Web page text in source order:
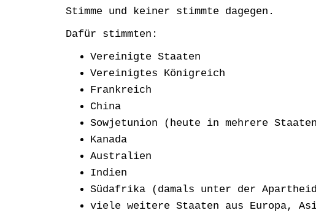
Stimme und keiner stimmte dagegen.
Dafür stimmten:
Vereinigte Staaten
Vereinigtes Königreich
Frankreich
China
Sowjetunion (heute in mehrere
Kanada
Australien
Indien
Südafrika (damals unter der
viele weitere Staaten aus Europa,